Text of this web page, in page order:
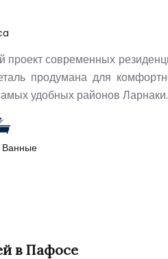
проект современных
продумана для
удобных районов Ларнаки.
Ванные
в Пафосе